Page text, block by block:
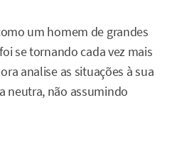
um homem de grandes
se tornando cada vez mais
analise as situações à sua
neutra, não assumindo